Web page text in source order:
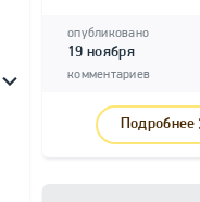
опубликовано
19 ноября
комментариев
Подробнее